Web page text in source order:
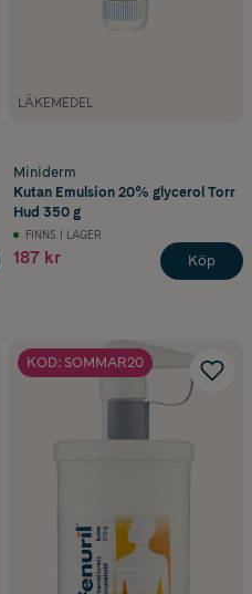
LÄKEMEDEL
Miniderm
Kutan Emulsion 20% glycerol Torr
Hud 350 g
FINNS I LAGER
187 kr Köp
KOD: SOMMAR20